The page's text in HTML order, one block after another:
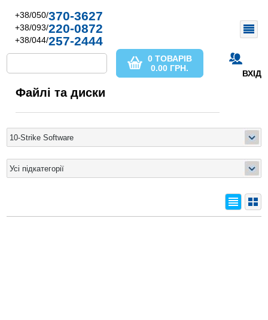
+38/050/370-3627
+38/093/220-0872
+38/044/257-2444
ВХІД
0 ТОВАРІВ
0.00 ГРН.
Файлі та диски